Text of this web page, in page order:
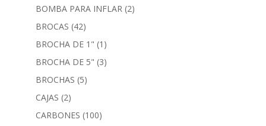
BOMBA PARA INFLAR (2)
BROCAS (42)
BROCHA DE 1" (1)
BROCHA DE 5" (3)
BROCHAS (5)
CAJAS (2)
CARBONES (100)